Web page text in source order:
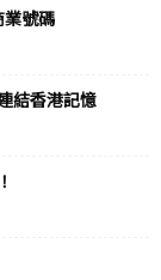
號碼
結香港記憶